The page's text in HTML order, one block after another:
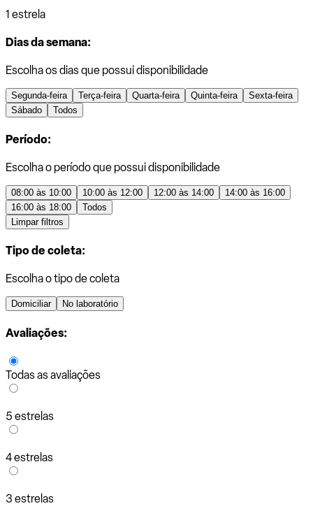
1 estrela
Dias da semana:
Escolha os dias que possui disponibilidade
Segunda-feira Terça-feira Quarta-feira Quinta-feira
Sexta-feira
Sábado
Todos
Período:
Escolha o período que possui disponibilidade
08:00 às 10:00 10:00 às 12:00 12:00 às 14:00
14:00 às 16:00
16:00 às 18:00
Todos
Limpar filtros
Tipo de coleta:
Escolha o tipo de coleta
Domiciliar No laboratório
Avaliações:
Todas as avaliações
5 estrelas
4 estrelas
3 estrelas